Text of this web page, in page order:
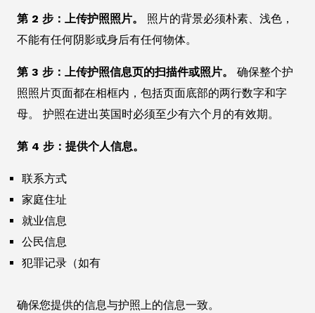
第 2 步：上传护照照片。 照片的背景必须朴素、浅色，
不能有任何阴影或身后有任何物体。
第 3 步：上传护照信息页的扫描件或照片。 确保整个护
照照片页面都在相框内，包括页面底部的两行数字和字
母。 护照在进出英国时必须至少有六个月的有效期。
第 4 步：提供个人信息。
联系方式
家庭住址
就业信息
公民信息
犯罪记录（如有
确保您提供的信息与护照上的信息一致。